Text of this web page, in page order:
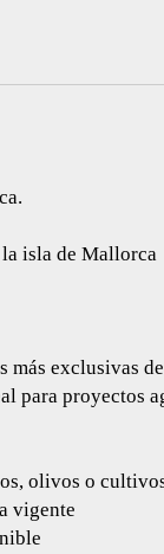
isla de Mallorca
más exclusivas
para proyectos
olivos o
vigente